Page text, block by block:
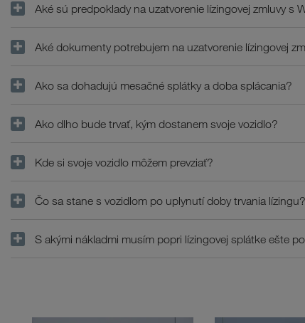
Aké sú predpoklady na uzatvorenie lízingovej zmluvy s
Aké dokumenty potrebujem na uzatvorenie lízingovej
Ako sa dohadujú mesačné splátky a doba splácania?
Ako dlho bude trvať, kým dostanem svoje vozidlo?
Kde si svoje vozidlo môžem prevziať?
Čo sa stane s vozidlom po uplynutí doby trvania lízingu?
S akými nákladmi musím popri lízingovej splátke ešte